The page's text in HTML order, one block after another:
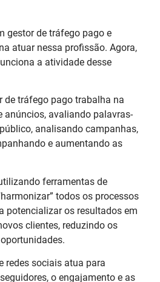
gestor de tráfego pago e
atuar nessa profissão. Agora,
a atividade desse
de tráfego pago trabalha na
anúncios, avaliando palavras-
analisando campanhas,
e aumentando as
ferramentas de
todos os processos
potencializar os resultados em
clientes, reduzindo os
redes sociais atua para
o engajamento e as